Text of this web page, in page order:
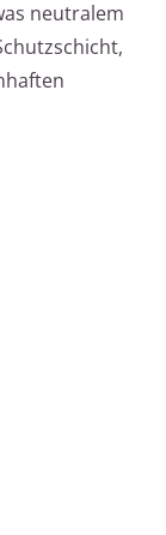
neutralem